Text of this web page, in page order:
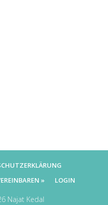
»
LOGIN
Najat Kedal